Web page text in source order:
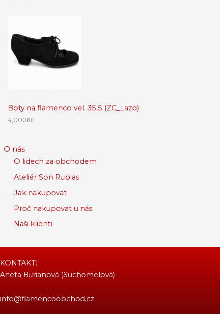
Boty na flamenco vel. 35,5 (ZC_Lazo)
4,000Kč
O nás
O lidech za obchodem
Ateliér Son Rubias
Jak nakupovat
Proč nakupovat u nás
Naši klienti
KONTAKT:
Aneta Burianová (Suchomelová)
info@flamencoobchod.cz